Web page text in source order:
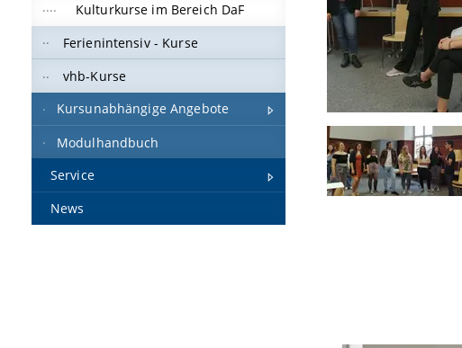
Kulturkurse im Bereich DaF
Ferienintensiv - Kurse
vhb-Kurse
Kursunabhängige Angebote
Modulhandbuch
Service
News